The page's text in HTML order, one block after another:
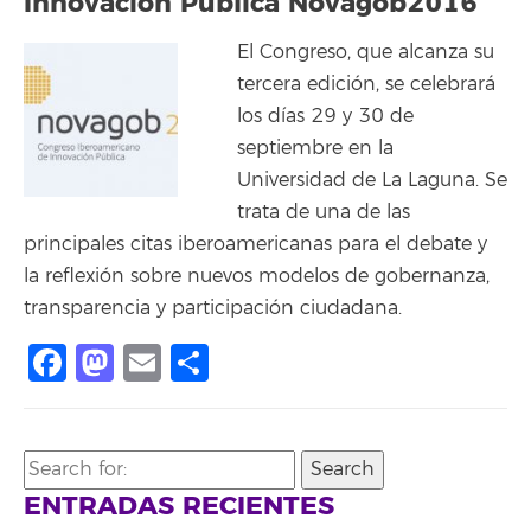
El Congreso, que alcanza su
tercera edición, se celebrará
los días 29 y 30 de
septiembre en la
Universidad de La Laguna. Se
trata de una de las
principales citas iberoamericanas para el debate y
la reflexión sobre nuevos modelos de gobernanza,
transparencia y participación ciudadana.
Facebook
Mastodon
Email
Search
for:
ENTRADAS RECIENTES